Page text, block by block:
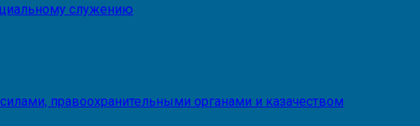
служению
правоохранительными органами и казачеством